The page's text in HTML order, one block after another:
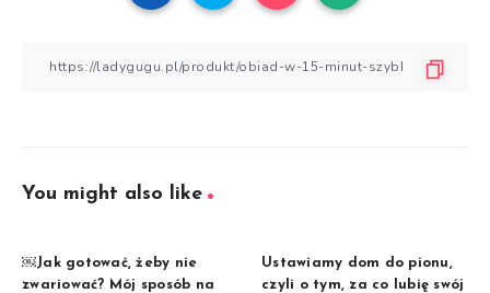
You might also like
￼Jak gotować, żeby nie
zwariować? Mój sposób na
Ustawiamy dom do pionu,
czyli o tym, za co lubię swój